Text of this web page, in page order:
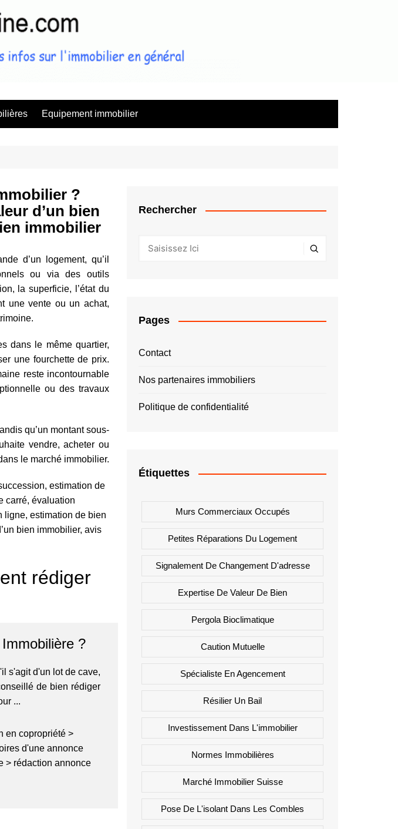
Immo Zine, le magazine d'information sur
Equipement immobilier
?
d’un bien
immobilier
d’un logement, qu’il
ou via des outils
la superficie, l’état du
une vente ou un achat,
dans le même quartier,
une fourchette de prix.
reste incontournable
ou des travaux
qu’un montant sous-
vendre, acheter ou
le marché immobilier.
estimation de
carré, évaluation
ligne, estimation de bien
bien immobilier, avis
rédiger
?
s'agit d'un lot de cave,
de bien rédiger
...
en copropriété >
d'une annonce
> rédaction annonce
Rechercher
Pages
Contact
Nos partenaires immobiliers
Politique de confidentialité
Étiquettes
Murs Commerciaux Occupés
Petites Réparations Du Logement
Signalement De Changement D'adresse
Expertise De Valeur De Bien
Pergola Bioclimatique
Caution Mutuelle
Spécialiste En Agencement
Résilier Un Bail
Investissement Dans L'immobilier
Normes Immobilières
Marché Immobilier Suisse
Pose De L'isolant Dans Les Combles